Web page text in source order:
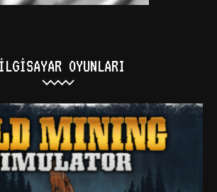
OYUNLARI